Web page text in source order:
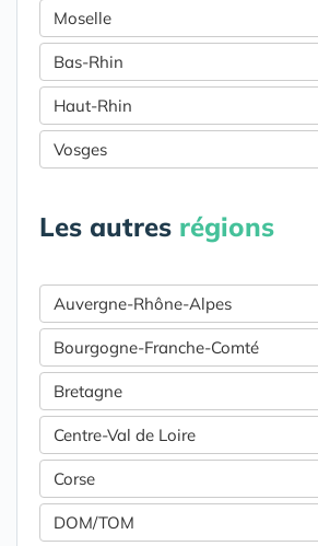
Moselle
Bas-Rhin
Haut-Rhin
Vosges
Les autres régions
Auvergne-Rhône-Alpes
Bourgogne-Franche-Comté
Bretagne
Centre-Val de Loire
Corse
DOM/TOM